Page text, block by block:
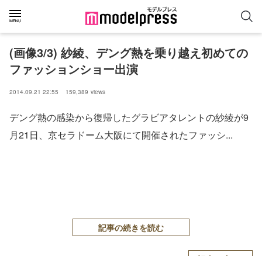
(画像3/3) 紗綾、デング熱を乗り越え初めての
ファッションショー出演
2014.09.21 22:55 159,389 views
デング熱の感染から復帰したグラビアタレントの紗綾が9
月21日、京セラドーム大阪にて開催されたファッシ...
記事の続きを読む